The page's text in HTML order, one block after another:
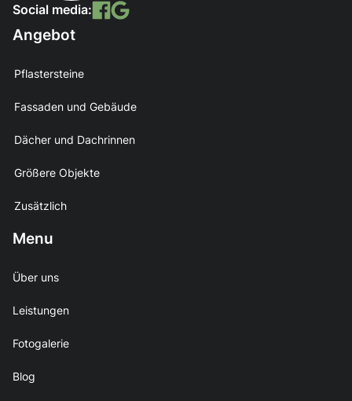
Social media:
Angebot
Pflastersteine
Fassaden und Gebäude
Dächer und Dachrinnen
Größere Objekte
Zusätzlich
Menu
Über uns
Leistungen
Fotogalerie
Blog